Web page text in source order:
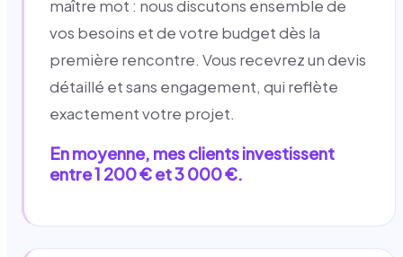
maître mot : nous discutons ensemble de
vos besoins et de votre budget dès la
première rencontre. Vous recevrez un devis
détaillé et sans engagement, qui reflète
exactement votre projet.
En moyenne, mes clients investissent
entre 1 200 € et 3 000 €.